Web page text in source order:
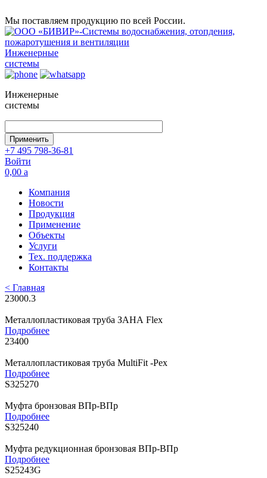
Мы поставляем продукцию по всей России.
Инженерные
системы
Инженерные
системы
+7 495 798-36-81
Войти
0,00 a
Компания
Новости
Продукция
Применение
Объекты
Услуги
Тех. поддержка
Контакты
< Главная
23000.3
Металлопластиковая труба ЗАНА Flex
Подробнее
23400
Металлопластиковая труба MultiFit -Pex
Подробнее
S325270
Муфта бронзовая ВПр-ВПр
Подробнее
S325240
Муфта редукционная бронзовая ВПр-ВПр
Подробнее
S25243G